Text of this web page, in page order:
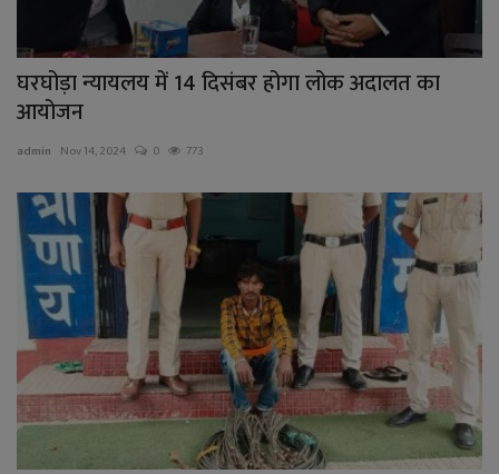
घरघोड़ा न्यायलय में 14 दिसंबर होगा लोक अदालत का
आयोजन
admin Nov 14, 2024 0 773